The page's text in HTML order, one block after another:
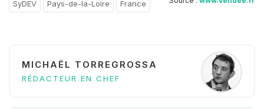
SyDEV Pays-de-la-Loire France
MICHAËL TORREGROSSA
RÉDACTEUR EN CHEF